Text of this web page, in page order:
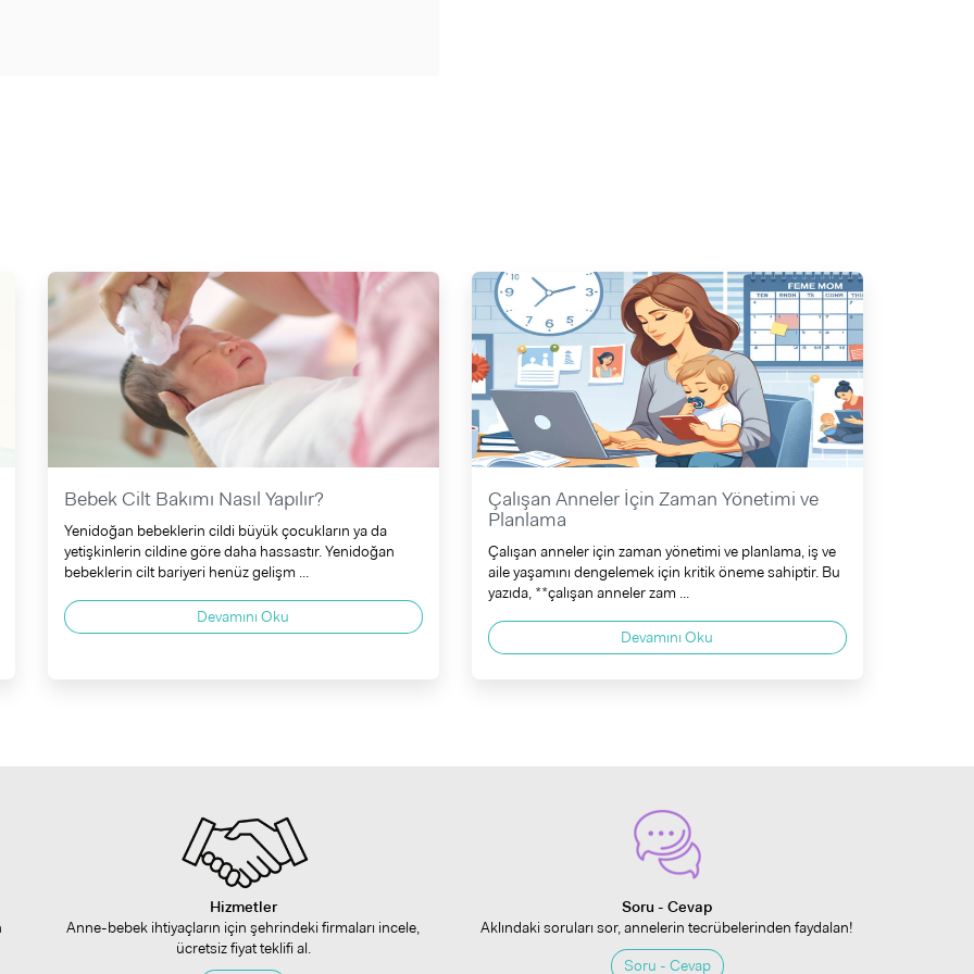
Bebek Cilt Bakımı Nasıl Yapılır?
Yenidoğan bebeklerin cildi büyük çocukların ya da
yetişkinlerin cildine göre daha hassastır. Yenidoğan
bebeklerin cilt bariyeri henüz gelişm ...
Devamını Oku
Çalışan Anneler İçin Zaman Yönetimi ve
Planlama
Çalışan anneler için zaman yönetimi ve planlama, iş ve
aile yaşamını dengelemek için kritik öneme sahiptir. Bu
yazıda, **çalışan anneler zam ...
Devamını Oku
Hizmetler
Anne-bebek ihtiyaçların için şehrindeki firmaları incele,
ücretsiz fiyat teklifi al.
Soru - Cevap
Aklındaki soruları sor, annelerin tecrübelerinden faydalan!
Soru - Cevap